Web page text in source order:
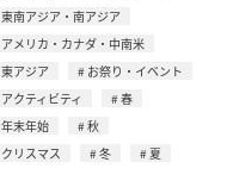
東南アジア・南アジア
アメリカ・カナダ・中南米
東アジア
お祭り・イベント
アクティビティ
春
年末年始
秋
クリスマス
冬 夏